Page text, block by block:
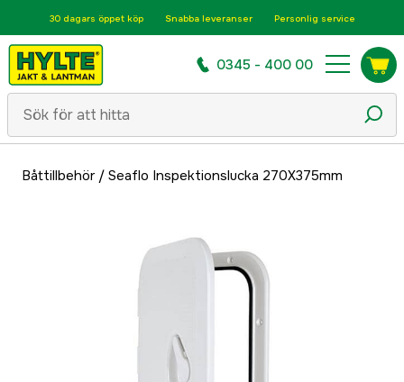
30 dagars öppet köp Snabba leveranser Personlig service
0345 - 400 00
Båttillbehör/ Seaflo Inspektionslucka 270X375mm